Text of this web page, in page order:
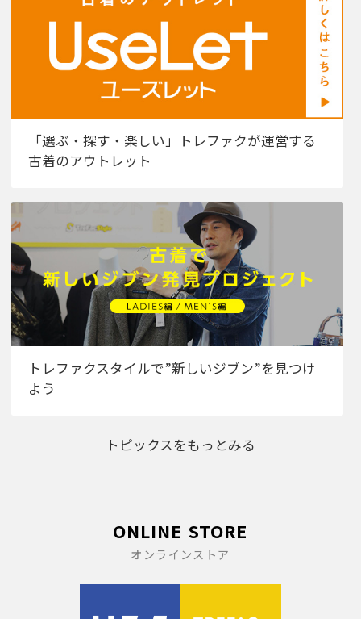
「選ぶ・探す・楽しい」トレファクが運営する
古着のアウトレット
トレファクスタイルで”新しいジブン”を見つけ
よう
トピックスをもっとみる
ONLINE STORE
オンラインストア